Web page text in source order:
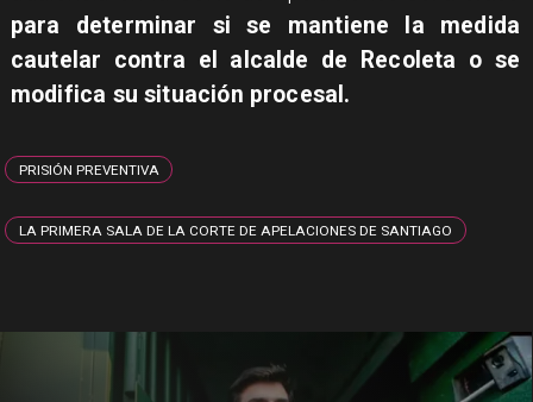
para determinar si se mantiene la medida
cautelar contra el alcalde de Recoleta o se
modifica su situación procesal.
PRISIÓN PREVENTIVA
LA PRIMERA SALA DE LA CORTE DE APELACIONES DE SANTIAGO